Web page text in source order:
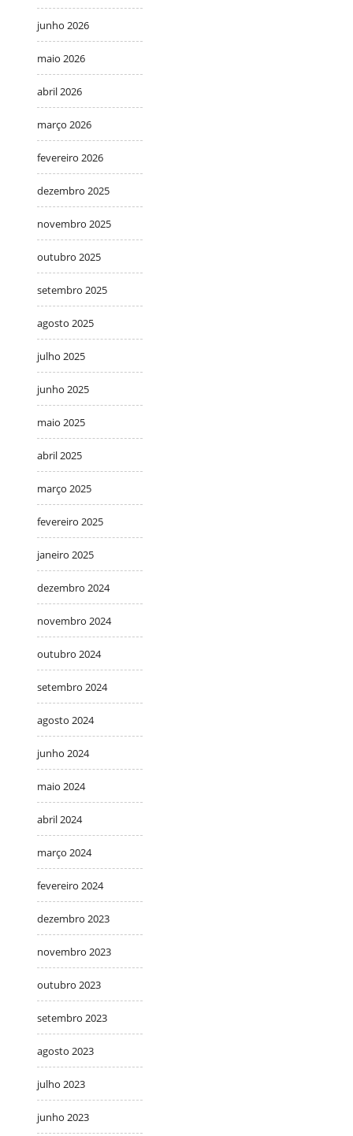
junho 2026
maio 2026
abril 2026
março 2026
fevereiro 2026
dezembro 2025
novembro 2025
outubro 2025
setembro 2025
agosto 2025
julho 2025
junho 2025
maio 2025
abril 2025
março 2025
fevereiro 2025
janeiro 2025
dezembro 2024
novembro 2024
outubro 2024
setembro 2024
agosto 2024
junho 2024
maio 2024
abril 2024
março 2024
fevereiro 2024
dezembro 2023
novembro 2023
outubro 2023
setembro 2023
agosto 2023
julho 2023
junho 2023